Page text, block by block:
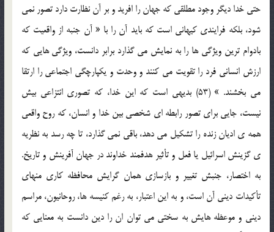
حتي خدا ديگر وجود مطلقي كه جهان را افريد و بر آن نظارت دارد تصور نمي
شود، بلكه فرايندي كيهاني است كه بايد آن را با « آن جنبه از واقعيت كه
بادوام ترين ويژگي ها را به نمايش مي گذارد برابر دانست، ويژگي هايي كه
ارزش انساني فرد را تقويت مي كنند و وحدت و يكپارچگي اجتماعي را ارتقا
مي بخشند. » (53) بديهي است كه اين خدا، كه تصوري انتزاعي بيش
نيست، جايي براي تصور رابطه اي شخصي بين خدا و انسان، كه روح واقعي
همه ي اديان زنده را تشكيل مي دهد، باقي نمي گذارد، تا چه رسد به نظريه
ي گزينش اسرائيل يا فعل و تأثير هدفمند خداوند در جهان آفرينش و تاريخ.
به اختصار، جنبش تغيير و بازسازي همان گرايش محافظه كاري منهاي
تأكيدات ديني آن است، و به اين اعتبار، به رغم كنيسه ها، روحانيون، مراسم
ديني و موعظه هايش به سختي مي توان ان را دين دانست به معنايي كه